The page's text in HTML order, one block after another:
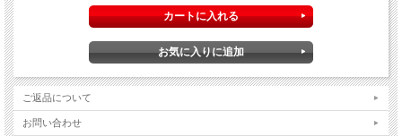
ご返品について
お問い合わせ